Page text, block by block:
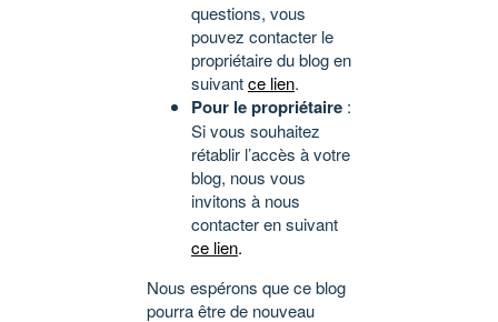
questions, vous
pouvez contacter le
propriétaire du blog en
suivantce lien.
Pour le propriétaire :
Si vous souhaitez
rétablir l’accès à votre
blog, nous vous
invitons à nous
contacter en suivant
ce lien.
Nous espérons que ce blog
pourra être de nouveau